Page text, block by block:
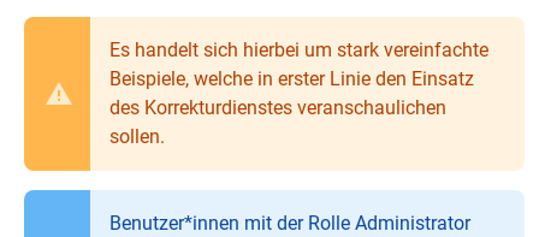
Es handelt sich hierbei um stark vereinfachte
Beispiele, welche in erster Linie den Einsatz
des Korrekturdienstes veranschaulichen
sollen.
Benutzer*innen mit der Rolle Administrator